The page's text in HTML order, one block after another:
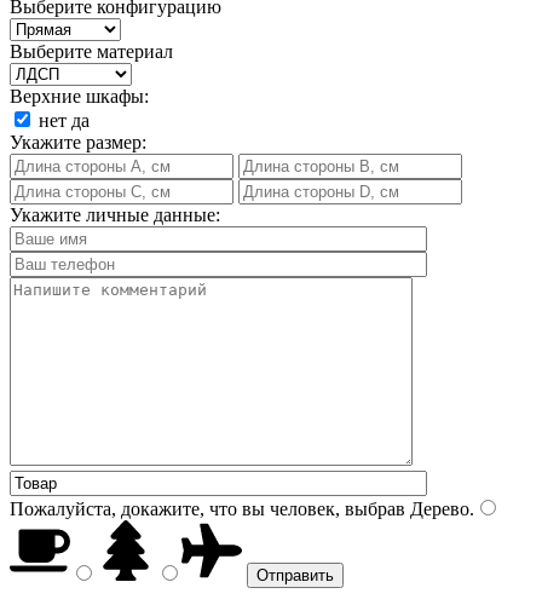
Выберите конфигурацию
Выберите материал
Верхние шкафы:
нет да
Укажите размер:
Укажите личные данные:
Пожалуйста, докажите, что вы человек, выбрав Дерево.